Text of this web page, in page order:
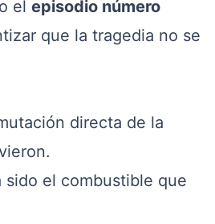
el episodio número
que la tragedia no se
directa de la
el combustible que